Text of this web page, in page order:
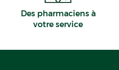
Des pharmaciens à
votre service